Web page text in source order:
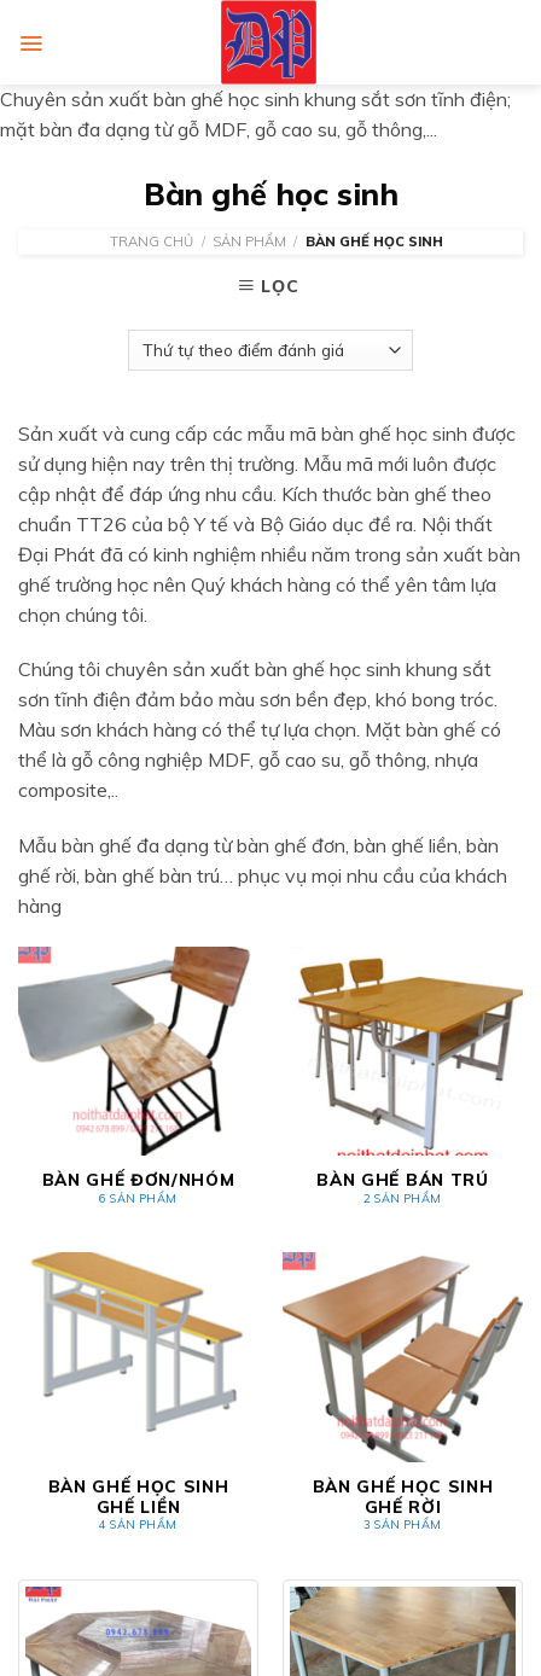
Chuyên sản xuất bàn ghế học sinh khung sắt sơn tĩnh điện;
mặt bàn đa dạng từ gỗ MDF, gỗ cao su, gỗ thông,...
Bàn ghế học sinh
TRANG CHỦ / SẢN PHẨM / BÀN GHẾ HỌC SINH
LỌC
Sản xuất và cung cấp các mẫu mã bàn ghế học sinh được
sử dụng hiện nay trên thị trường. Mẫu mã mới luôn được
cập nhật để đáp ứng nhu cầu. Kích thước bàn ghế theo
chuẩn TT26 của bộ Y tế và Bộ Giáo dục đề ra. Nội thất
Đại Phát đã có kinh nghiệm nhiều năm trong sản xuất bàn
ghế trường học nên Quý khách hàng có thể yên tâm lựa
chọn chúng tôi.
Chúng tôi chuyên sản xuất bàn ghế học sinh khung sắt
sơn tĩnh điện đảm bảo màu sơn bền đẹp, khó bong tróc.
Màu sơn khách hàng có thể tự lựa chọn. Mặt bàn ghế có
thể là gỗ công nghiệp MDF, gỗ cao su, gỗ thông, nhựa
composite,..
Mẫu bàn ghế đa dạng từ bàn ghế đơn, bàn ghế liền, bàn
ghế rời, bàn ghế bàn trú… phục vụ mọi nhu cầu của khách
hàng
BÀN GHẾ ĐƠN/NHÓM
6 SẢN PHẨM
BÀN GHẾ BÁN TRÚ
2 SẢN PHẨM
BÀN GHẾ HỌC SINH
GHẾ LIỀN
4 SẢN PHẨM
BÀN GHẾ HỌC SINH
GHẾ RỜI
3 SẢN PHẨM